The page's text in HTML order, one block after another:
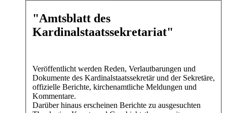
"Amtsblatt des
Kardinalstaatssekretariat"
Veröffentlicht werden Reden, Verlautbarungen und
Dokumente des Kardinalstaatssekretär und der Sekretäre,
offizielle Berichte, kirchenamtliche Meldungen und
Kommentare.
Darüber hinaus erscheinen Berichte zu ausgesuchten